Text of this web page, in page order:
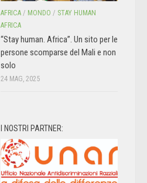
AFRICA / MONDO / STAY HUMAN
AFRICA
“Stay human. Africa”. Un sito per le
persone scomparse del Mali e non
solo
24 MAG, 2025
I NOSTRI PARTNER: